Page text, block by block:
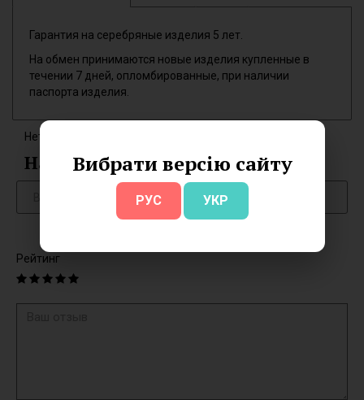
Вибрати версію сайту
РУС УКР
Гарантия на серебряные изделия 5 лет.
На обмен принимаются новые изделия купленные в
течении 7 дней, опломбированные, при наличии
паспорта изделия.
Нет отзывов об этом товаре.
Написать отзыв
Рейтинг